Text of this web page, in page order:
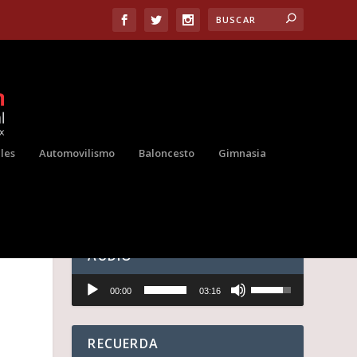
Automovilismo Baloncesto Gimnasia
AUDIO
Reproductor
audio
00:00 03:16
t
i
l
RECUERDA